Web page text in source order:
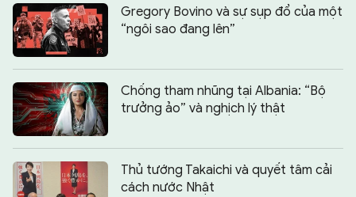
Gregory Bovino và sự sụp đổ của một
“ngôi sao đang lên”
Chống tham nhũng tại Albania: “Bộ
trưởng ảo” và nghịch lý thật
Thủ tướng Takaichi và quyết tâm cải
cách nước Nhật